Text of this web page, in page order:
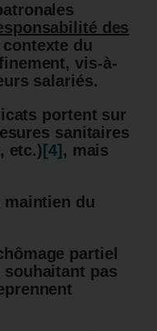
des
du
vis-à-
salariés.
portent sur
sanitaires
etc.) [4] , mais
maintien du
partiel
pas